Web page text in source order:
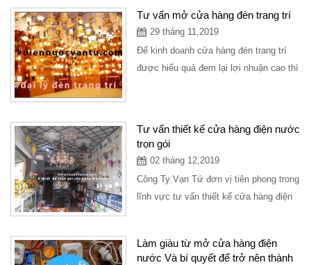
Tư vấn mở cửa hàng đèn trang trí
29 tháng 11,2019
Để kinh doanh cửa hàng đèn trang trí
được hiểu quả đem lại lợi nhuận cao thì
Tư vấn thiết kế cửa hàng điện nước
trọn gói
02 tháng 12,2019
Công Ty Vạn Tứ đơn vị tiên phong trong
lĩnh vực tư vấn thiết kế cửa hàng điện
Làm giàu từ mở cửa hàng điện
nước Và bí quyết để trở nên thành